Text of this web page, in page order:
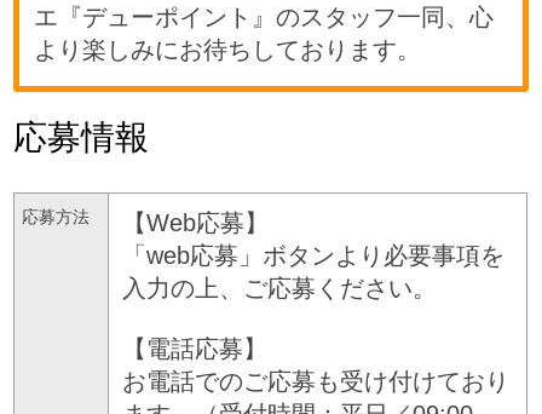
エ『デューポイント』のスタッフ一同、心
より楽しみにお待ちしております。
応募情報
応募方法
【Web応募】
「web応募」ボタンより必要事項を
入力の上、ご応募ください。
【電話応募】
お電話でのご応募も受け付けており